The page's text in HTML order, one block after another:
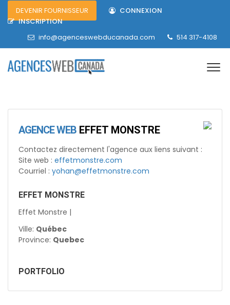
DEVENIR FOURNISSEUR
CONNEXION
INSCRIPTION
info@agenceswebducanada.com
514 317-4108
AGENCE WEB EFFET MONSTRE
Contactez directement l'agence aux liens suivant :
Site web : effetmonstre.com
Courriel : yohan@effetmonstre.com
EFFET MONSTRE
Effet Monstre |
Ville: Québec
Province: Quebec
PORTFOLIO